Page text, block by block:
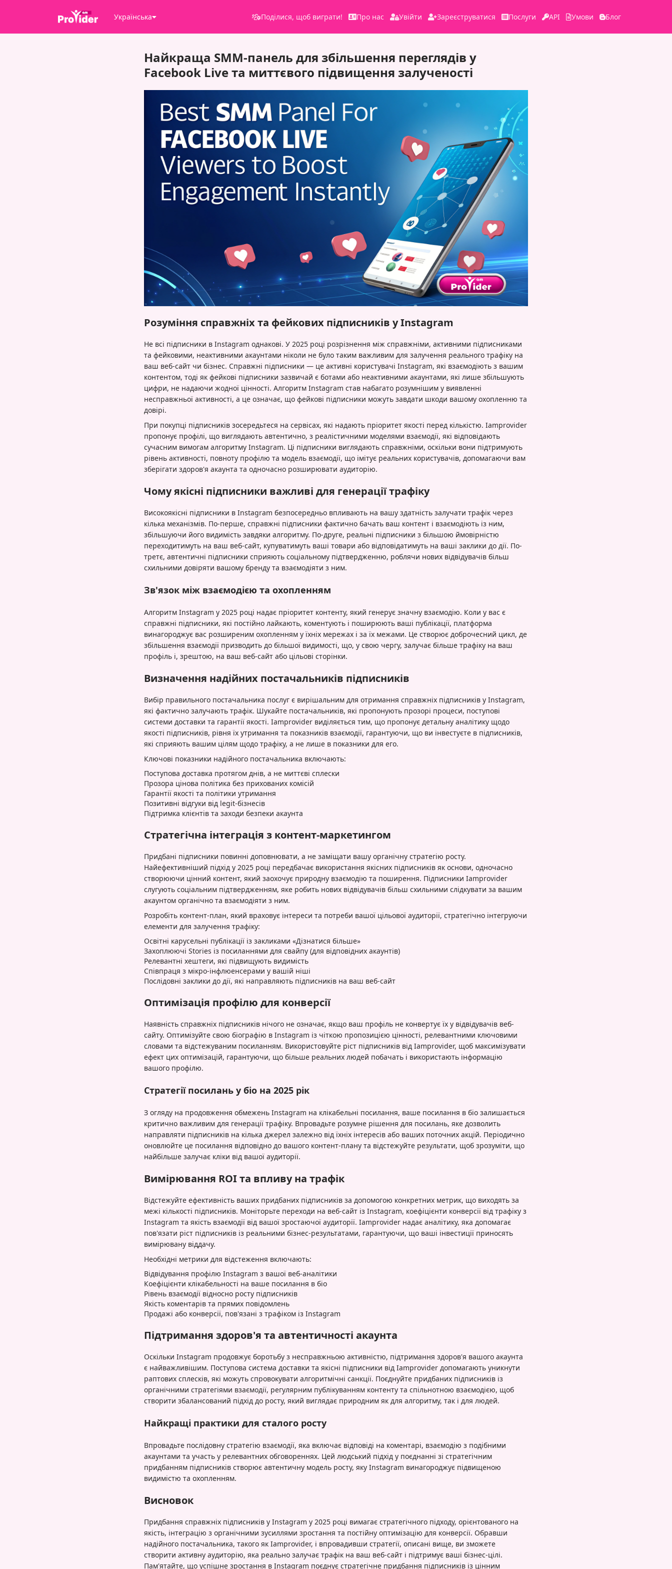
Українська Поділися, щоб виграти! Про нас Увійти Зареєструватися Послуги API Умови Блог
Найкраща SMM-панель для збільшення переглядів у
Facebook Live та миттєвого підвищення залученості
Розуміння справжніх та фейкових підписників у Instagram
Не всі підписники в Instagram однакові. У 2025 році розрізнення між справжніми, активними підписниками
та фейковими, неактивними акаунтами ніколи не було таким важливим для залучення реального трафіку на
ваш веб-сайт чи бізнес. Справжні підписники — це активні користувачі Instagram, які взаємодіють з вашим
контентом, тоді як фейкові підписники зазвичай є ботами або неактивними акаунтами, які лише збільшують
цифри, не надаючи жодної цінності. Алгоритм Instagram став набагато розумнішим у виявленні
несправжньої активності, а це означає, що фейкові підписники можуть завдати шкоди вашому охопленню та
довірі.
При покупці підписників зосередьтеся на сервісах, які надають пріоритет якості перед кількістю. Iamprovider
пропонує профілі, що виглядають автентично, з реалістичними моделями взаємодії, які відповідають
сучасним вимогам алгоритму Instagram. Ці підписники виглядають справжніми, оскільки вони підтримують
рівень активності, повноту профілю та модель взаємодії, що імітує реальних користувачів, допомагаючи вам
зберігати здоров'я акаунта та одночасно розширювати аудиторію.
Чому якісні підписники важливі для генерації трафіку
Високоякісні підписники в Instagram безпосередньо впливають на вашу здатність залучати трафік через
кілька механізмів. По-перше, справжні підписники фактично бачать ваш контент і взаємодіють із ним,
збільшуючи його видимість завдяки алгоритму. По-друге, реальні підписники з більшою ймовірністю
переходитимуть на ваш веб-сайт, купуватимуть ваші товари або відповідатимуть на ваші заклики до дії. По-
третє, автентичні підписники сприяють соціальному підтвердженню, роблячи нових відвідувачів більш
схильними довіряти вашому бренду та взаємодіяти з ним.
Зв'язок між взаємодією та охопленням
Алгоритм Instagram у 2025 році надає пріоритет контенту, який генерує значну взаємодію. Коли у вас є
справжні підписники, які постійно лайкають, коментують і поширюють ваші публікації, платформа
винагороджує вас розширеним охопленням у їхніх мережах і за їх межами. Це створює доброчесний цикл, де
збільшення взаємодії призводить до більшої видимості, що, у свою чергу, залучає більше трафіку на ваш
профіль і, зрештою, на ваш веб-сайт або цільові сторінки.
Визначення надійних постачальників підписників
Вибір правильного постачальника послуг є вирішальним для отримання справжніх підписників у Instagram,
які фактично залучають трафік. Шукайте постачальників, які пропонують прозорі процеси, поступові
системи доставки та гарантії якості. Iamprovider виділяється тим, що пропонує детальну аналітику щодо
якості підписників, рівня їх утримання та показників взаємодії, гарантуючи, що ви інвестуєте в підписників,
які сприяють вашим цілям щодо трафіку, а не лише в показники для его.
Ключові показники надійного постачальника включають:
Поступова доставка протягом днів, а не миттєві сплески
Прозора цінова політика без прихованих комісій
Гарантії якості та політики утримання
Позитивні відгуки від legit-бізнесів
Підтримка клієнтів та заходи безпеки акаунта
Стратегічна інтеграція з контент-маркетингом
Придбані підписники повинні доповнювати, а не заміщати вашу органічну стратегію росту.
Найефективніший підхід у 2025 році передбачає використання якісних підписників як основи, одночасно
створюючи цінний контент, який заохочує природну взаємодію та поширення. Підписники Iamprovider
слугують соціальним підтвердженням, яке робить нових відвідувачів більш схильними слідкувати за вашим
акаунтом органічно та взаємодіяти з ним.
Розробіть контент-план, який враховує інтереси та потреби вашої цільової аудиторії, стратегічно інтегруючи
елементи для залучення трафіку:
Освітні карусельні публікації із закликами «Дізнатися більше»
Захоплюючі Stories із посиланнями для свайпу (для відповідних акаунтів)
Релевантні хештеги, які підвищують видимість
Співпраця з мікро-інфлюенсерами у вашій ніші
Послідовні заклики до дії, які направляють підписників на ваш веб-сайт
Оптимізація профілю для конверсії
Наявність справжніх підписників нічого не означає, якщо ваш профіль не конвертує їх у відвідувачів веб-
сайту. Оптимізуйте свою біографію в Instagram із чіткою пропозицією цінності, релевантними ключовими
словами та відстежуваним посиланням. Використовуйте ріст підписників від Iamprovider, щоб максимізувати
ефект цих оптимізацій, гарантуючи, що більше реальних людей побачать і використають інформацію
вашого профілю.
Стратегії посилань у біо на 2025 рік
З огляду на продовження обмежень Instagram на клікабельні посилання, ваше посилання в біо залишається
критично важливим для генерації трафіку. Впровадьте розумне рішення для посилань, яке дозволить
направляти підписників на кілька джерел залежно від їхніх інтересів або ваших поточних акцій. Періодично
оновлюйте це посилання відповідно до вашого контент-плану та відстежуйте результати, щоб зрозуміти, що
найбільше залучає кліки від вашої аудиторії.
Вимірювання ROI та впливу на трафік
Відстежуйте ефективність ваших придбаних підписників за допомогою конкретних метрик, що виходять за
межі кількості підписників. Моніторьте переходи на веб-сайт із Instagram, коефіцієнти конверсії від трафіку з
Instagram та якість взаємодії від вашої зростаючої аудиторії. Iamprovider надає аналітику, яка допомагає
пов'язати ріст підписників із реальними бізнес-результатами, гарантуючи, що ваші інвестиції приносять
вимірювану віддачу.
Необхідні метрики для відстеження включають:
Відвідування профілю Instagram з вашої веб-аналітики
Коефіцієнти клікабельності на ваше посилання в біо
Рівень взаємодії відносно росту підписників
Якість коментарів та прямих повідомлень
Продажі або конверсії, пов'язані з трафіком із Instagram
Підтримання здоров'я та автентичності акаунта
Оскільки Instagram продовжує боротьбу з несправжньою активністю, підтримання здоров'я вашого акаунта
є найважливішим. Поступова система доставки та якісні підписники від Iamprovider допомагають уникнути
раптових сплесків, які можуть спровокувати алгоритмічні санкції. Поєднуйте придбаних підписників із
органічними стратегіями взаємодії, регулярним публікуванням контенту та спільнотною взаємодією, щоб
створити збалансований підхід до росту, який виглядає природним як для алгоритму, так і для людей.
Найкращі практики для сталого росту
Впровадьте послідовну стратегію взаємодії, яка включає відповіді на коментарі, взаємодію з подібними
акаунтами та участь у релевантних обговореннях. Цей людський підхід у поєднанні зі стратегічним
придбанням підписників створює автентичну модель росту, яку Instagram винагороджує підвищеною
видимістю та охопленням.
Висновок
Придбання справжніх підписників у Instagram у 2025 році вимагає стратегічного підходу, орієнтованого на
якість, інтеграцію з органічними зусиллями зростання та постійну оптимізацію для конверсії. Обравши
надійного постачальника, такого як Iamprovider, і впровадивши стратегії, описані вище, ви зможете
створити активну аудиторію, яка реально залучає трафік на ваш веб-сайт і підтримує ваші бізнес-цілі.
Пам'ятайте, що успішне зростання в Instagram поєднує стратегічне придбання підписників із цінним